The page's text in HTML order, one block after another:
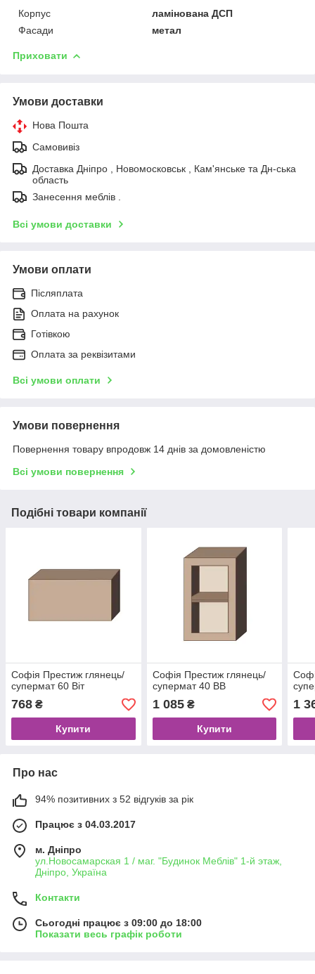
Корпус
ламінована ДСП
Фасади
метал
Приховати
Умови доставки
Нова Пошта
Самовивіз
Доставка Дніпро , Новомосковськ , Кам'янське та Дн-ська
область
Занесення меблів .
Всі умови доставки
Умови оплати
Післяплата
Оплата на рахунок
Готівкою
Оплата за реквізитами
Всі умови оплати
Умови повернення
Повернення товару впродовж 14 днів за домовленістю
Всі умови повернення
Подібні товари компанії
Софія Престиж глянець/
супермат 60 Віт
768 ₴
Купити
Софія Престиж глянець/
супермат 40 ВВ
1 085₴
Купити
1
Про нас
94% позитивних з 52 відгуків за рік
Працює з 04.03.2017
м. Дніпро
ул.Новосамарская 1 / маг. "Будинок Меблiв" 1-й этаж,
Дніпро, Україна
Контакти
Сьогодні працює з 09:00 до 18:00
Показати весь графік роботи